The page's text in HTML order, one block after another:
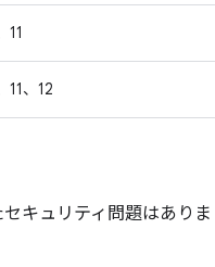
11
11、12
キュリティ問題はありま